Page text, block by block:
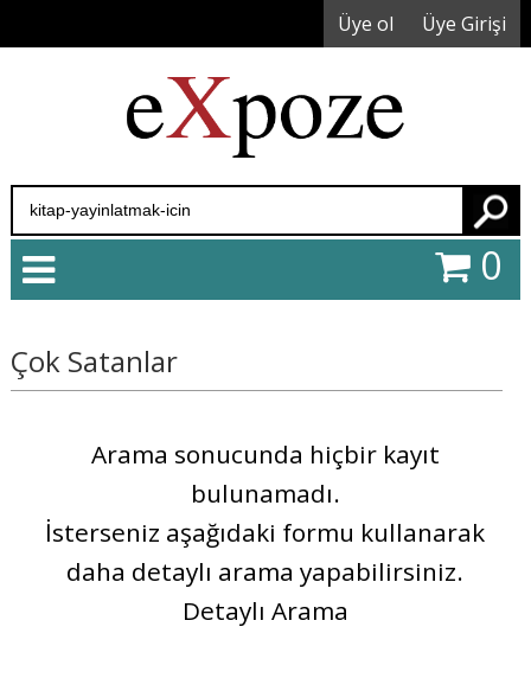
Üye ol Üye Girişi
0
Çok Satanlar
Arama sonucunda hiçbir kayıt
bulunamadı.
İsterseniz aşağıdaki formu kullanarak
daha detaylı arama yapabilirsiniz.
Detaylı Arama